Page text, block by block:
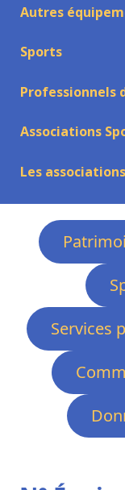
Autres
Sports
Professionnels
Associations
Les associations
Services